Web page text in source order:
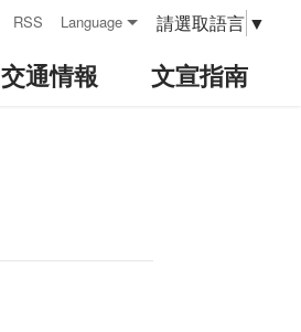
RSS Language 請選取語言 ▼
交通情報 文宣指南